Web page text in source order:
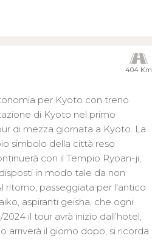
404 Km
per Kyoto con treno
di Kyoto nel primo
di mezza giornata a Kyoto. La
simbolo della città reso
con il Tempio Ryoan-ji,
in modo tale da non
ritorno, passeggiata per l'antico
aspiranti geisha, che ogni
il tour avrà inizio dall’hotel,
arriverà il giorno dopo, si ricorda